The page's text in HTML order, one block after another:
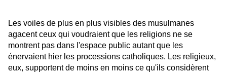
Les voiles de plus en plus visibles des musulmanes
agacent ceux qui voudraient que les religions ne se
montrent pas dans l'espace public autant que les
énervaient hier les processions catholiques. Les religieux,
eux, supportent de moins en moins ce qu'ils considèrent